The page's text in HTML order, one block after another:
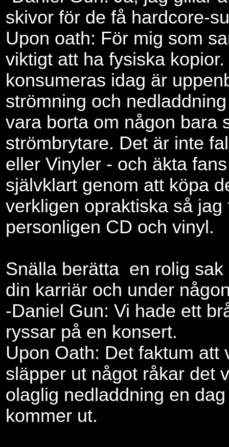
skivor för de få hardcore-
Upon oath: För mig som
viktigt att ha fysiska
konsumeras idag är
strömning och
vara borta om någon bara
strömbrytare. Det är inte
eller Vinyler - och äkta
självklart genom att köpa
verkligen opraktiska så jag
personligen CD och vinyl.
Snälla berätta en rolig
din karriär och under
-Daniel Gun: Vi hade ett
ryssar på en konsert.
Upon Oath: Det faktum att
släpper ut något råkar det
olaglig nedladdning en
kommer ut.